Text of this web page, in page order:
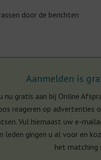
door de berichten
Aanmelden is
nu gratis aan bij Online
reageren op advertenties
Vul hiernaast uw e-
leden gingen u al voor en
het matching